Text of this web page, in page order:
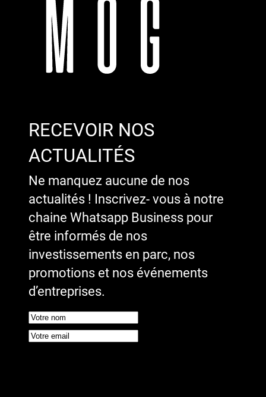
RECEVOIR NOS
ACTUALITÉS
Ne manquez aucune de nos
actualités ! Inscrivez- vous à notre
chaine Whatsapp Business pour
être informés de nos
investissements en parc, nos
promotions et nos événements
d’entreprises.